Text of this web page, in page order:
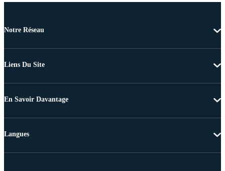
Notre Réseau
Liens Du Site
En Savoir Davantage
Langues